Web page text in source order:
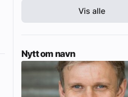
Vis alle
Nytt om navn